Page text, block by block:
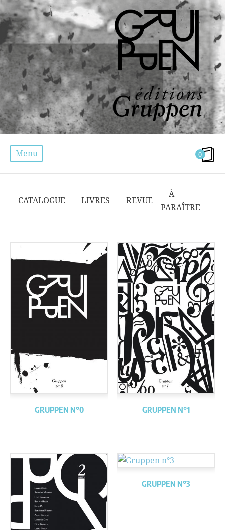
Menu 0
CATALOGUE
LIVRES REVUE
À
PARAÎTRE
GRUPPEN N°0 GRUPPEN N°1
GRUPPEN N°3